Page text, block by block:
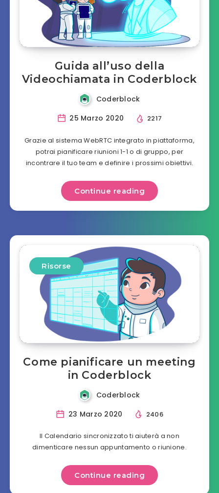
Guida all’uso della
Videochiamata in Coderblock
Coderblock
25 Marzo 2020
2217
Grazie al sistema WebRTC integrato in piattaforma,
potrai pianificare riunioni 1-1 o di gruppo, per
incontrare il tuo team e definire i prossimi obiettivi.
Continue reading
Risorse
Come pianificare un meeting
in Coderblock
Coderblock
23 Marzo 2020
2406
Il Calendario sincronizzato ti aiuterà a non
dimenticare nessun appuntamento o riunione.
Continue reading